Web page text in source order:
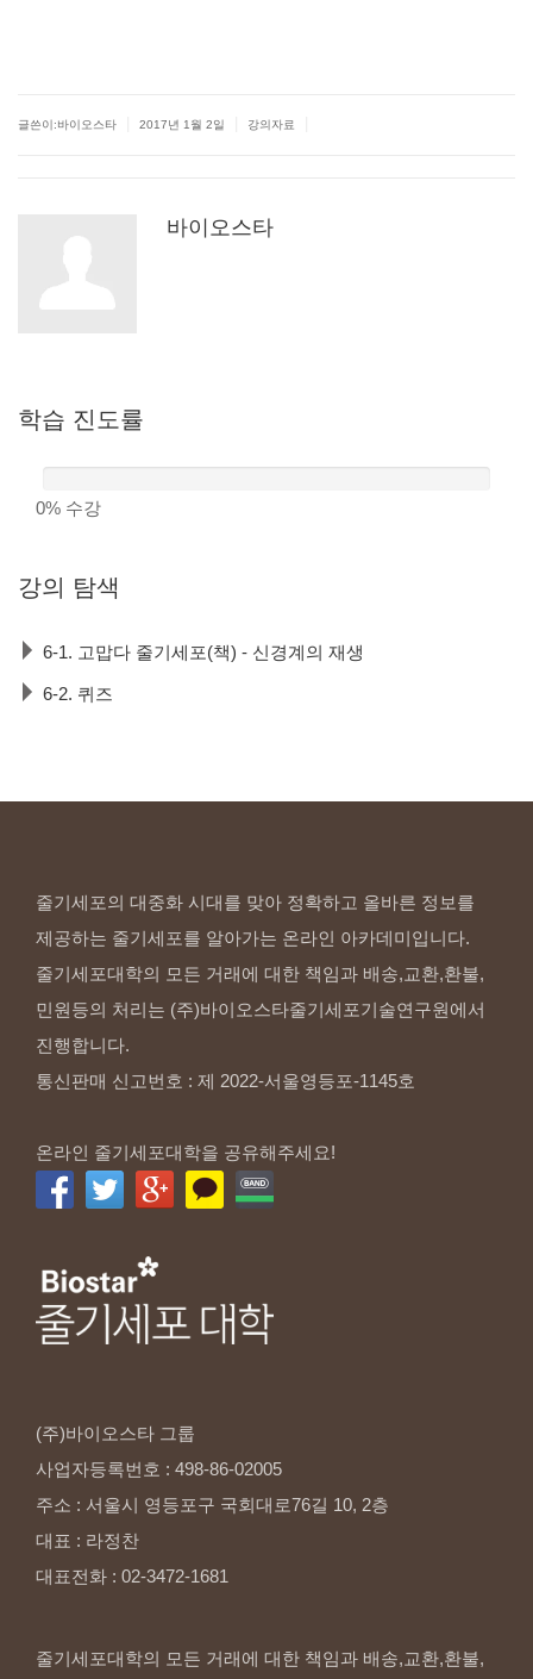
글쓴이:바이오스타 2017년 1월 2일 강의자료
바이오스타
학습 진도률
0% 수강
강의 탐색
6-1. 고맙다 줄기세포(책) - 신경계의 재생
6-2. 퀴즈
줄기세포의 대중화 시대를 맞아 정확하고 올바른 정보를
제공하는 줄기세포를 알아가는 온라인 아카데미입니다.
줄기세포대학의 모든 거래에 대한 책임과 배송,교환,환불,
민원등의 처리는 (주)바이오스타줄기세포기술연구원에서
진행합니다.
통신판매 신고번호 : 제 2022-서울영등포-1145호
온라인 줄기세포대학을 공유해주세요!
(주)바이오스타 그룹
사업자등록번호 : 498-86-02005
주소 : 서울시 영등포구 국회대로76길 10, 2층
대표 : 라정찬
대표전화 : 02-3472-1681
줄기세포대학의 모든 거래에 대한 책임과 배송,교환,환불,